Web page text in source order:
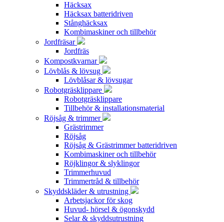
Häcksax
Häcksax batteridriven
Stånghäcksax
Kombimaskiner och tillbehör
Jordfräsar
Jordfräs
Kompostkvarnar
Lövblås & lövsug
Lövblåsar & lövsugar
Robotgräsklippare
Robotgräsklippare
Tillbehör & installationsmaterial
Röjsåg & trimmer
Grästrimmer
Röjsåg
Röjsåg & Grästrimmer batteridriven
Kombimaskiner och tillbehör
Röjklingor & slyklingor
Trimmerhuvud
Trimmertråd & tillbehör
Skyddskläder & utrustning
Arbetsjackor för skog
Huvud- hörsel & ögonskydd
Selar & skyddsutrustning